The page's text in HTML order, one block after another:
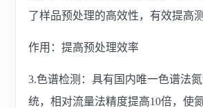
了样品预处理的高效性，有效提高
作用：提高预处理效率
3.色谱检测：具有国内唯一色谱法
统，相对流量法精度提高10倍，使